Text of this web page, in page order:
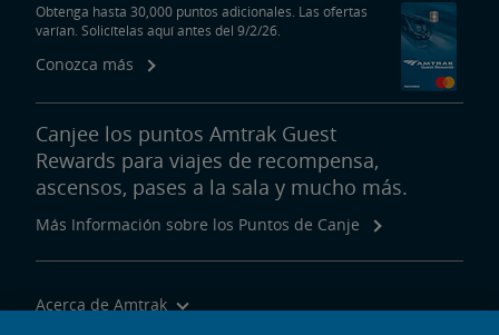
Obtenga hasta 30,000 puntos adicionales. Las ofertas
varían. Solicítelas aquí antes del 9/2/26.
Conozca más
Canjee los puntos Amtrak Guest
Rewards para viajes de recompensa,
ascensos, pases a la sala y mucho más.
Más Información sobre los Puntos de Canje
Acerca de Amtrak